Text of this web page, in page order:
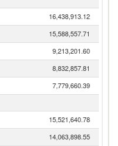
16,438,913.12
15,588,557.71
9,213,201.60
8,832,857.81
7,779,660.39
15,521,640.78
14,063,898.55